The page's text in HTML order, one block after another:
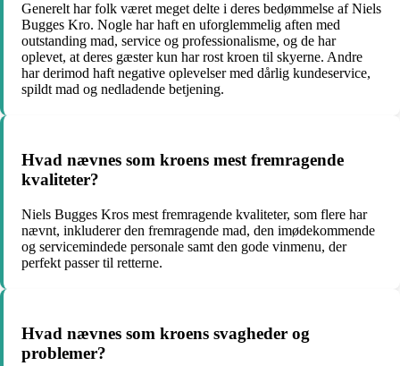
Generelt har folk været meget delte i deres bedømmelse af Niels
Bugges Kro. Nogle har haft en uforglemmelig aften med
outstanding mad, service og professionalisme, og de har
oplevet, at deres gæster kun har rost kroen til skyerne. Andre
har derimod haft negative oplevelser med dårlig kundeservice,
spildt mad og nedladende betjening.
Hvad nævnes som kroens mest fremragende
kvaliteter?
Niels Bugges Kros mest fremragende kvaliteter, som flere har
nævnt, inkluderer den fremragende mad, den imødekommende
og servicemindede personale samt den gode vinmenu, der
perfekt passer til retterne.
Hvad nævnes som kroens svagheder og
problemer?